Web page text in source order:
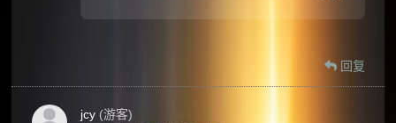
回复
jcy (游客)